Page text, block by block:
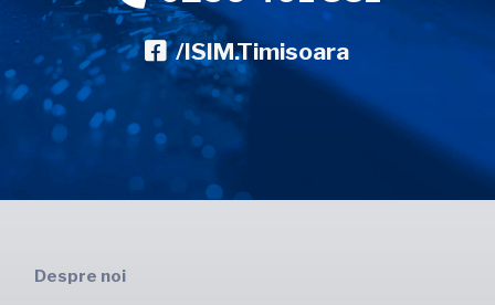
/ISIM.Timisoara
Despre noi